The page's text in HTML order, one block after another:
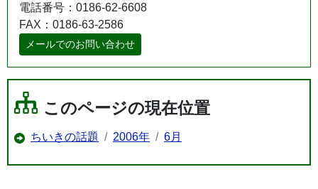
電話番号：0186-62-6608
FAX：0186-63-2586
メールでのお問い合わせ
このページの現在位置
ちいきの話題 2006年 6月